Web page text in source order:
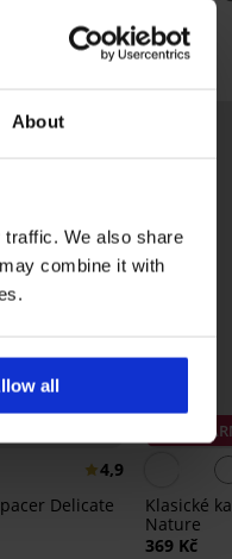
About
We also share
combine it with
all
4,9
Delicate
3+1
Klasické
Nature
369 Kč